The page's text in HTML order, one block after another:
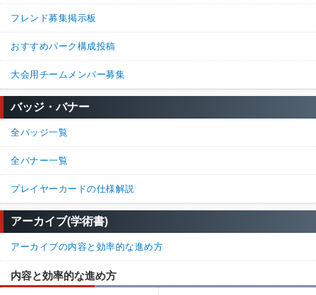
フレンド募集掲示板
おすすめパーク構成投稿
大会用チームメンバー募集
バッジ・バナー
全バッジ一覧
全バナー一覧
プレイヤーカードの仕様解説
アーカイブ(学術書)
アーカイブの内容と効率的な進め方
内容と効率的な進め方